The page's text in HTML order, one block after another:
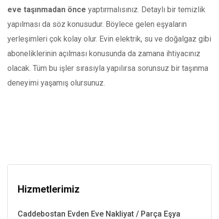
eve taşınmadan önce yaptırmalısınız. Detaylı bir temizlik
yapılması da söz konusudur. Böylece gelen eşyaların
yerleşimleri çok kolay olur. Evin elektrik, su ve doğalgaz gibi
aboneliklerinin açılması konusunda da zamana ihtiyacınız
olacak. Tüm bu işler sırasıyla yapılırsa sorunsuz bir taşınma
deneyimi yaşamış olursunuz.
Hizmetlerimiz
Caddebostan Evden Eve Nakliyat / Parça Eşya